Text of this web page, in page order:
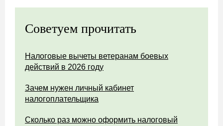
Советуем прочитать
Налоговые вычеты ветеранам боевых
действий в 2026 году
Зачем нужен личный кабинет
налогоплательщика
Сколько раз можно оформить налоговый